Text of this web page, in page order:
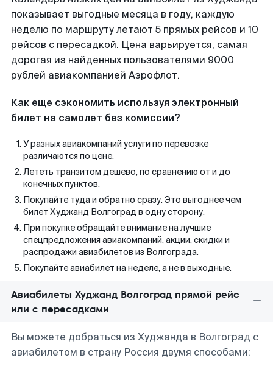
показывает выгодные месяца в году, каждую
неделю по маршруту летают 5 прямых рейсов и 10
рейсов с пересадкой. Цена варьируется, самая
дорогая из найденных пользователями 9000
рублей авиакомпанией Аэрофлот.
Как еще сэкономить используя электронный
билет на самолет без комиссии?
У разных авиакомпаний услуги по перевозке
различаются по цене.
Лететь транзитом дешево, по сравнению от и до
конечных пунктов.
Покупайте туда и обратно сразу. Это выгоднее чем
билет Худжанд Волгоград в одну сторону.
При покупке обращайте внимание на лучшие
спецпредложения авиакомпаний, акции, скидки и
распродажи авиабилетов из Волгограда.
Покупайте авиабилет на неделе, а не в выходные.
Авиабилеты Худжанд Волгоград прямой рейс
или с пересадками
Вы можете добраться из Худжанда в Волгоград с
авиабилетом в страну Россия двумя способами: